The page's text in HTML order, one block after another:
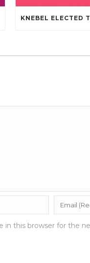
in this browser for the